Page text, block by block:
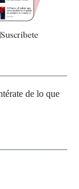
Suscríbete
de lo que